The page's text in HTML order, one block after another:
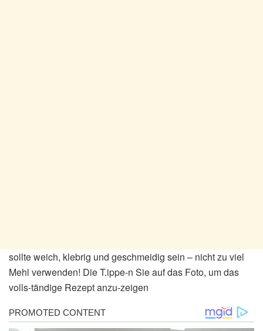
sollte weich, klebrig und geschmeidig sein – nicht zu viel
Mehl verwenden! Die T.ippe-n Sie auf das Foto, um das
volls-tändige Rezept anzu-zeigen